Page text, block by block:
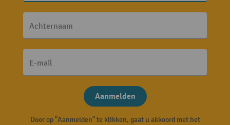
Achternaam
E-mail
Aanmelden
Door op "Aanmelden" te klikken, gaat u akkoord met het